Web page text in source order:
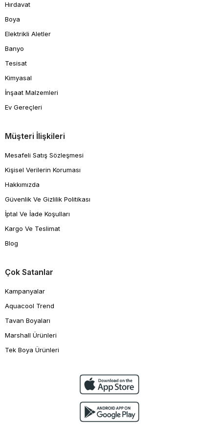
Hırdavat
Boya
Elektrikli Aletler
Banyo
Tesisat
Kimyasal
İnşaat Malzemleri
Ev Gereçleri
Müşteri İlişkileri
Mesafeli Satış Sözleşmesi
Kişisel Verilerin Koruması
Hakkımızda
Güvenlik Ve Gizlilik Politikası
İptal Ve İade Koşulları
Kargo Ve Teslimat
Blog
Çok Satanlar
Kampanyalar
Aquacool Trend
Tavan Boyaları
Marshall Ürünleri
Tek Boya Ürünleri